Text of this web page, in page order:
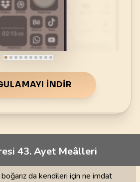
İNDIR
43. Ayet Meâlleri
da kendileri için ne imdat